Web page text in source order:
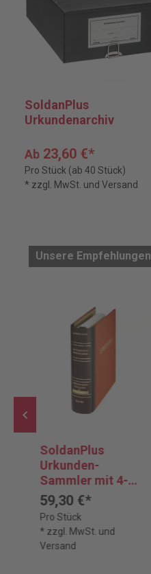
SoldanPlus
Urkundenarchiv
Ab 23,60 €*
Pro Stück (ab 40 Stück)
* zzgl. MwSt. und Versand
Unsere Empfehlungen
SoldanPlus
Urkunden-
Sammler mit 4-
Ring-Mechanik
59,30 €*
Pro Stück
* zzgl. MwSt. und
Versand